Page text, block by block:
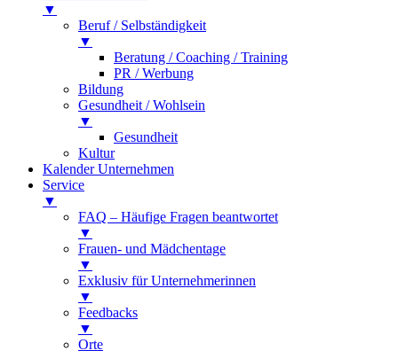
▼
Beruf / Selbständigkeit
▼
Beratung / Coaching / Training
PR / Werbung
Bildung
Gesundheit / Wohlsein
▼
Gesundheit
Kultur
Kalender Unternehmen
Service
▼
FAQ – Häufige Fragen beantwortet
▼
Frauen- und Mädchentage
▼
Exklusiv für Unternehmerinnen
▼
Feedbacks
▼
Orte